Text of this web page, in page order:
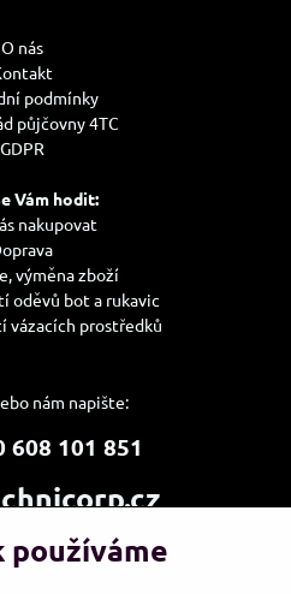
O nás
podmínky
půjčovny 4TC
GDPR
Vám hodit:
nakupovat
výměna zboží
oděvů bot a rukavic
vázacích prostředků
nám napište:
851
a výdejní místo:
ESHOP s.r.o.
používáme